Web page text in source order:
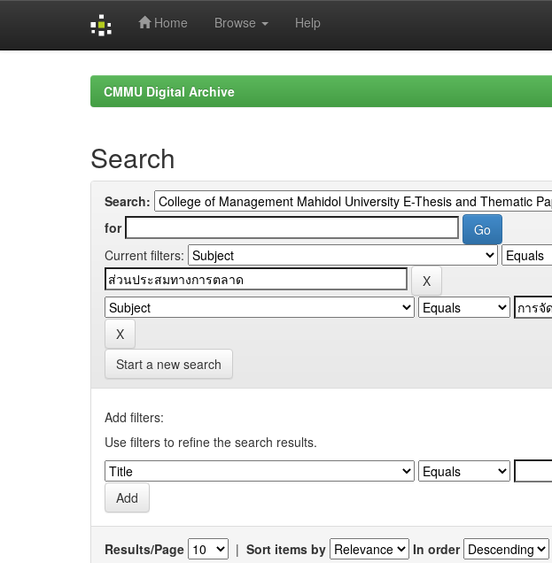
Home Browse Help
CMMU Digital Archive
Search
Search:
for
Current filters:
Start a new search
Add filters:
Use filters to refine the search results.
Results/Page | Sort items by In order